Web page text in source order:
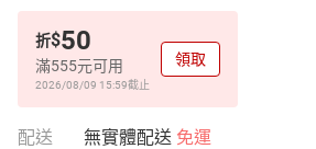
折$50
滿555元可用
2026/08/09 15:59截止
領取
配送 無實體配送 免運